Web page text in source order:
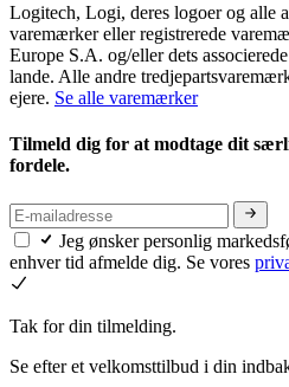
Logitech, Logi, deres logoer og alle
varemærker eller registrerede
Europe S.A. og/eller dets
lande. Alle andre
ejere. Se alle varemærker
Tilmeld dig for at modtage dit
fordele.
Jeg ønsker personlig
enhver tid afmelde dig. Se vores
Tak for din tilmelding.
Se efter et velkomsttilbud i din